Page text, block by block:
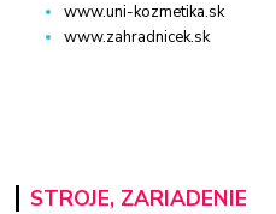
www.uni-kozmetika.sk
www.zahradnicek.sk
STROJE, ZARIADENIE